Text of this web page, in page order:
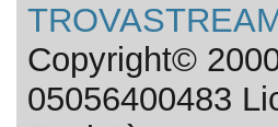
Copyright©
05056400483